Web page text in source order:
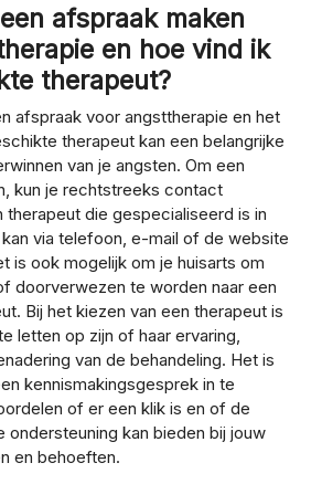
afspraak maken
en hoe vind ik
therapeut?
afspraak voor angsttherapie en het
therapeut kan een belangrijke
van je angsten. Om een
kun je rechtstreeks contact
therapeut die gespecialiseerd is in
via telefoon, e-mail of de website
is ook mogelijk om je huisarts om
doorverwezen te worden naar een
Bij het kiezen van een therapeut is
letten op zijn of haar ervaring,
van de behandeling. Het is
kennismakingsgesprek in te
of er een klik is en of de
ondersteuning kan bieden bij jouw
en behoeften.